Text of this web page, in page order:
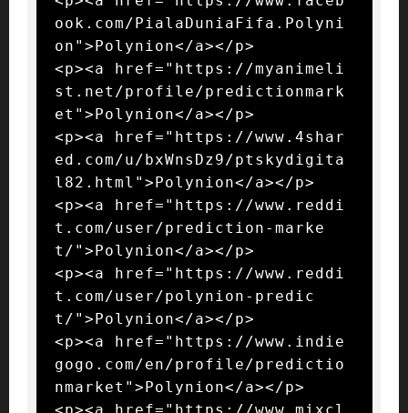
ook.com/PialaDuniaFifa.Polyni
on">Polynion</a></p>
<p><a href="https://myanimeli
st.net/profile/predictionmark
et">Polynion</a></p>
<p><a href="https://www.4shar
ed.com/u/bxWnsDz9/ptskydigita
l82.html">Polynion</a></p>
<p><a href="https://www.reddi
t.com/user/prediction-marke
t/">Polynion</a></p>
<p><a href="https://www.reddi
t.com/user/polynion-predic
t/">Polynion</a></p>
<p><a href="https://www.indie
gogo.com/en/profile/predictio
nmarket">Polynion</a></p>